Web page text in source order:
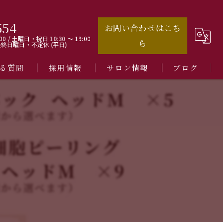
/ 土曜日・祝日 10:30 ～ 19:00
日曜日・不定休 (平日)
お問い合わせはこち
ら
質問 採用情報 サロン情報 ブログ